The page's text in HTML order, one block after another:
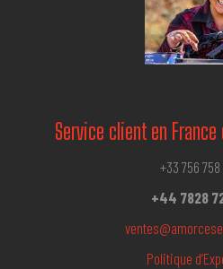
Service client en
+33 756
+44 7828
Politique